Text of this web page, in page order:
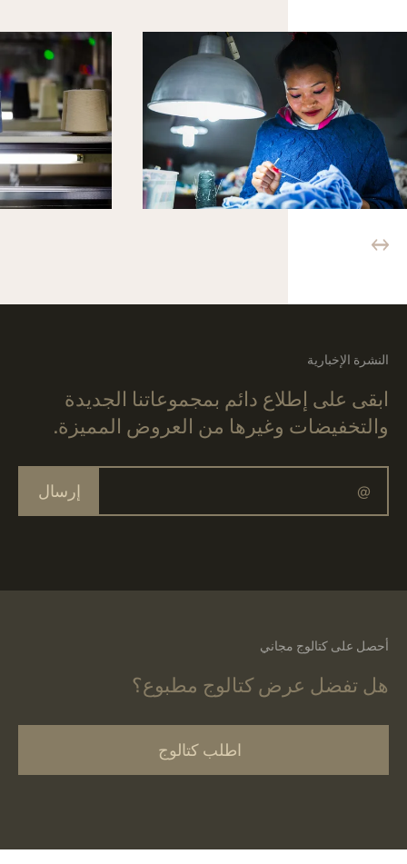
النشرة الإخبارية
ابقى على إطلاع دائم بمجموعاتنا الجديدة
والتخفيضات وغيرها من العروض المميزة.
إرسال
أحصل على كتالوج مجاني
هل تفضل عرض كتالوج مطبوع؟
اطلب كتالوج